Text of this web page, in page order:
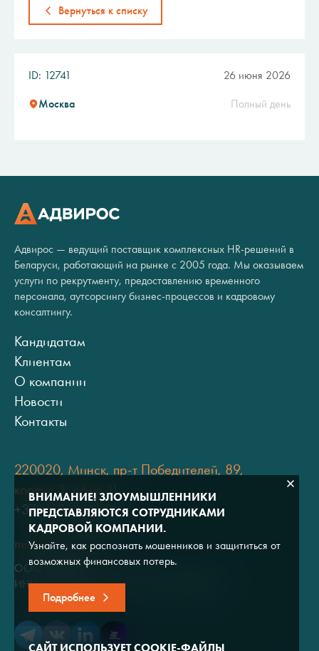
Вернуться к списку
ID: 12741 26 июня 2026
Москва Полный день
Адвирос — ведущий поставщик комплексных HR-решений в
Беларуси, работающий на рынке с 2005 года. Мы оказываем
услуги по рекрутменту, предоставлению временного
персонала, аутсорсингу бизнес-процессов и кадровому
консалтингу.
Кандидатам
Клиентам
О компании
Новости
Контакты
220020, Минск, пр-т Победителей, 89,
корпус 3, офис 11
+375 (17) 334 80 07
minsk@adviros.by
ООО "Адвирос"
ИНН 7714572528 / ОГРН 1047796766380
ВНИМАНИЕ! ЗЛОУМЫШЛЕННИКИ
ПРЕДСТАВЛЯЮТСЯ СОТРУДНИКАМИ
КАДРОВОЙ КОМПАНИИ.
Узнайте, как распознать мошенников и защититься от
возможных финансовых потерь.
Подробнее
САЙТ ИСПОЛЬЗУЕТ COOKIE-ФАЙЛЫ